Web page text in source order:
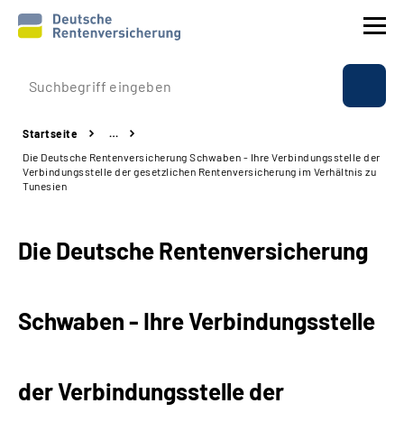
Prävention
Reha
Beratung & Kontakt
Online-Services
Startseite
…
Die Deutsche Rentenversicherung Schwaben - Ihre Verbindungsstelle der
Verbindungsstelle der gesetzlichen Rentenversicherung im Verhältnis zu
Tunesien
Die Deutsche Rentenversicherung
Schwaben - Ihre Verbindungsstelle
der Verbindungsstelle der